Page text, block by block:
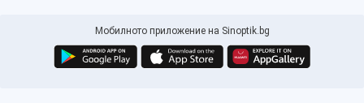
Мобилното приложение на Sinoptik.bg